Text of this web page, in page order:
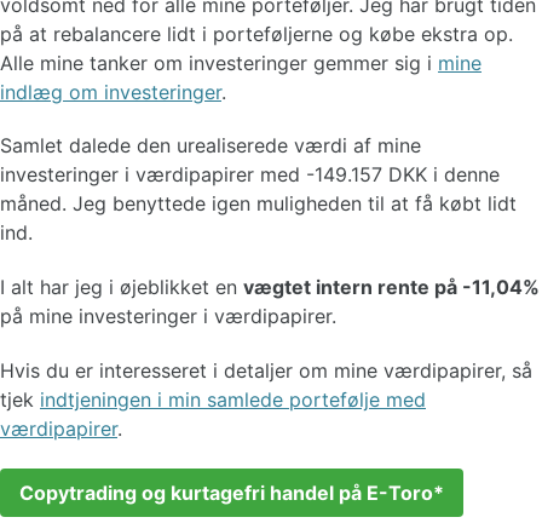
på at rebalancere lidt i porteføljerne og købe ekstra op.
Alle mine tanker om investeringer gemmer sig i mine
indlæg om investeringer.
Samlet dalede den urealiserede værdi af mine
investeringer i værdipapirer med -149.157 DKK i denne
måned. Jeg benyttede igen muligheden til at få købt lidt
ind.
I alt har jeg i øjeblikket en vægtet intern rente på -11,04%
på mine investeringer i værdipapirer.
Hvis du er interesseret i detaljer om mine værdipapirer, så
tjek indtjeningen i min samlede portefølje med
værdipapirer.
Copytrading og kurtagefri handel på E-Toro